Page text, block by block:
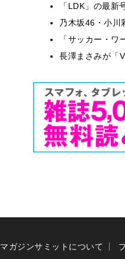
「LDK」の最
乃木坂46・小川
「サッカー・
長澤まさみが「
マガジンサミットについて